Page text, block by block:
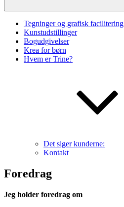
Tegninger og grafisk facilitering
Kunstudstillinger
Bogudgivelser
Krea for børn
Hvem er Trine?
Det siger kunderne:
Kontakt
Foredrag
Jeg holder foredrag om